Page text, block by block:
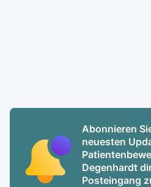
Abonnieren
neuesten
Degenhardt
Posteingang